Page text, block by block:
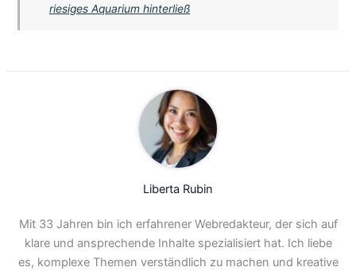
riesiges Aquarium hinterließ
Liberta Rubin
Mit 33 Jahren bin ich erfahrener Webredakteur, der sich auf
klare und ansprechende Inhalte spezialisiert hat. Ich liebe
es, komplexe Themen verständlich zu machen und kreative